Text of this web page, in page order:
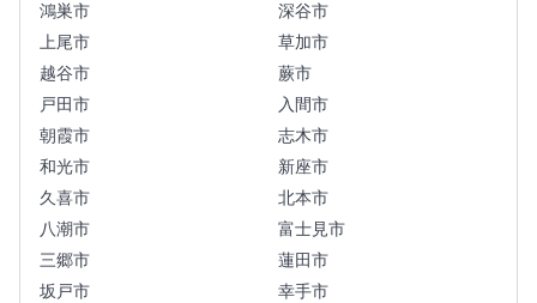
鴻巣市
深谷市
上尾市
草加市
越谷市
蕨市
戸田市
入間市
朝霞市
志木市
和光市
新座市
久喜市
北本市
八潮市
富士見市
三郷市
蓮田市
坂戸市
幸手市